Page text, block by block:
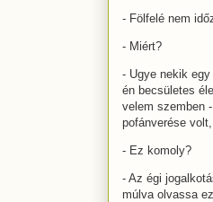
- Fölfelé nem
- Miért?
- Ugye nekik
én becsületes
velem szemben
pofánverése
- Ez komoly?
- Az égi
múlva olvassa